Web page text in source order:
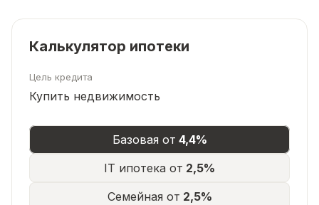
🎠.
Школа
садик
всего
остановок
Калькулятор ипотеки
Цель кредита
Купить недвижимость
Базовая от 4,4%
IT ипотека от 2,5%
Семейная от 2,5%